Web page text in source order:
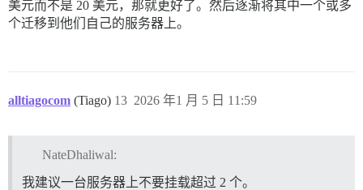
美元而不是 20 美元，那就更好了。然后逐渐将其中一个或多
个迁移到他们自己的服务器上。
alltiagocom (Tiago) 2026 年1 月 5 日 11:59
13
NateDhaliwal:
我建议一台服务器上不要挂载超过 2 个。